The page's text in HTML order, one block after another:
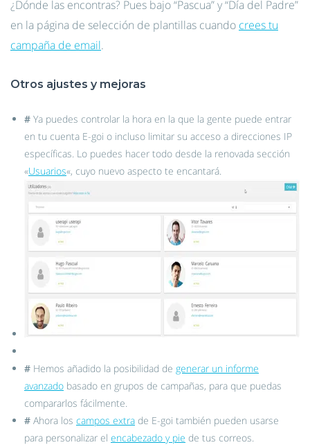
¿Dónde las encontras? Pues bajo “Pascua” y “Día del Padre”
en la página de selección de plantillas cuando crees tu
campaña de email.
Otros ajustes y mejoras
# Ya puedes controlar la hora en la que la gente puede entrar
en tu cuenta E-goi o incluso limitar su acceso a direcciones IP
específicas. Lo puedes hacer todo desde la renovada sección
«Usuarios«, cuyo nuevo aspecto te encantará.
# Hemos añadido la posibilidad de generar un informe
avanzado basado en grupos de campañas, para que puedas
compararlos fácilmente.
# Ahora los campos extra de E-goi también pueden usarse
para personalizar el encabezado y pie de tus correos.